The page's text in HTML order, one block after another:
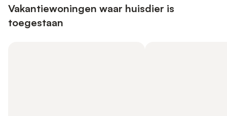
Vakantiewoningen waar huisdier is
toegestaan